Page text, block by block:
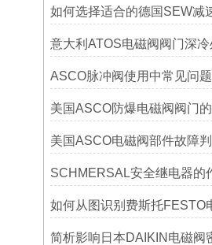
ASCO脉冲阀使用中常见问题